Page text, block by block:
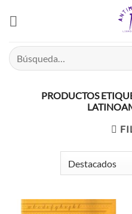
Buscar
por:
PRODUCTOS